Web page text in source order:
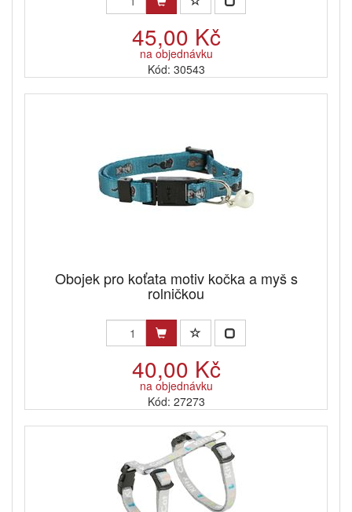
45,00 Kč
na objednávku
Kód: 30543
Obojek pro koťata motiv kočka a myš s
rolničkou
40,00 Kč
na objednávku
Kód: 27273